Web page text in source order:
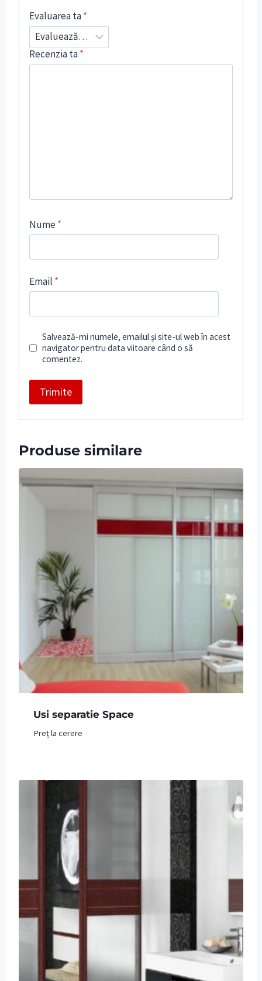
Evaluarea ta*
Recenzia ta*
Nume*
Email *
Salvează-mi numele, emailul și site-ul web în acest
navigator pentru data viitoare când o să
comentez.
Produse similare
Usi separatie Space
Preț la cerere